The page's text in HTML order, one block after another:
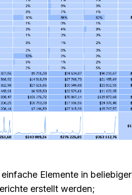
Elemente in beliebiger
erstellt werden;